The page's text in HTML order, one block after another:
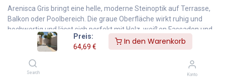
Preis:
64,69 €
In den Warenkorb
Search Konto
Arenisca Gris bringt eine helle, moderne Steinoptik auf Terrasse,
Balkon oder Poolbereich. Die graue Oberfläche wirkt ruhig und
hochwertig und lässt sich perfekt mit Holz, weißen Fassaden und
moderner Gartengestaltung kombinieren.
✅ elegante Natursteinoptik in Grau
✅ ideal für Terrasse, Garten & Poolbereich